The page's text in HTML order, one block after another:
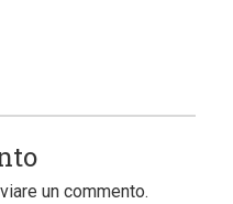
un commento.